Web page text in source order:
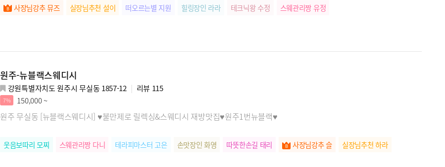
사장님강추 뮤즈 실장님추천 설이 떠오르는별 지원 힐링장인 라라 테크닉왕 수정 스웨관리짱 유정
원주-뉴블랙스웨디시
강원특별자치도 원주시 무실동 1857-12 리뷰 115
7% 150,000 ~
원주 무실동 [뉴블랙스웨디시] ♥불만제로 릴렉싱&스웨디시 재방맛집♥원주1번뉴블랙♥
웃음보따리 모찌 스웨관리짱 다니 테라피마스터 고은 손맛장인 화영 따뜻한손길 태리 사장님강추 슬 실장님추천 하라